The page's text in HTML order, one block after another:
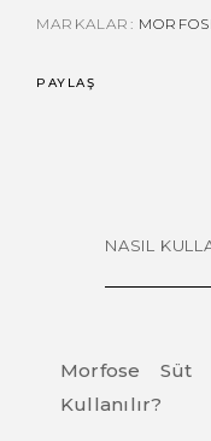
MARKALAR:
PAYLAŞ
NASIL
Morfose Süt
Kullanılır?